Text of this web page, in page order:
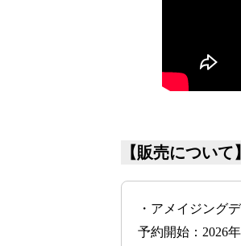
【販売について】
・アメイジング
予約開始：2026